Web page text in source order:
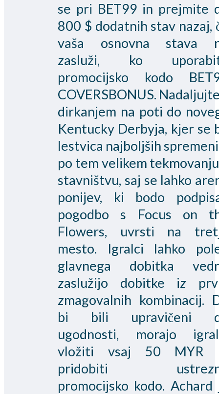
se pri BET99 in prejmite
800 $ dodatnih stav nazaj,
vaša osnovna stava
zasluži, ko
promocijsko kodo
COVERSBONUS.
dirkanjem na poti do
Kentucky Derbyja, kjer se
lestvica najboljših
po tem velikem
stavništvu, saj se lahko
ponijev, ki bodo
pogodbo s Focus on
Flowers, uvrsti na
mesto. Igralci lahko
glavnega dobitka
zaslužijo dobitke iz
zmagovalnih kombinacij.
bi bili upravičeni
ugodnosti, morajo
vložiti vsaj 50 MYR
pridobiti
promocijsko kodo. Achard